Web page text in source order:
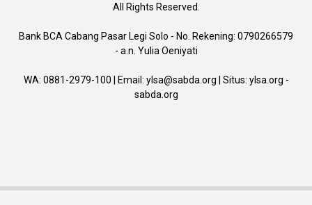
All Rights Reserved.
Bank BCA Cabang Pasar Legi Solo - No. Rekening: 0790266579
- a.n. Yulia Oeniyati
WA: 0881-2979-100 | Email: ylsa@sabda.org | Situs: ylsa.org -
sabda.org